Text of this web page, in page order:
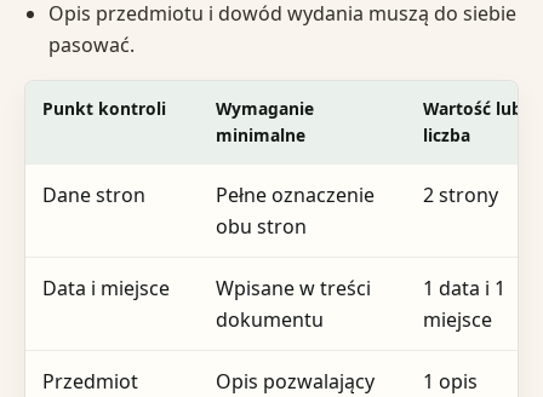
Opis przedmiotu i dowód wydania muszą do siebie
pasować.
Punkt kontroli
Wymaganie
minimalne
Wartość lub
liczba
Dane stron
Pełne oznaczenie
obu stron
2 strony
Data i miejsce
Wpisane w treści
dokumentu
1 data i 1
miejsce
Przedmiot
Opis pozwalający
1 opis